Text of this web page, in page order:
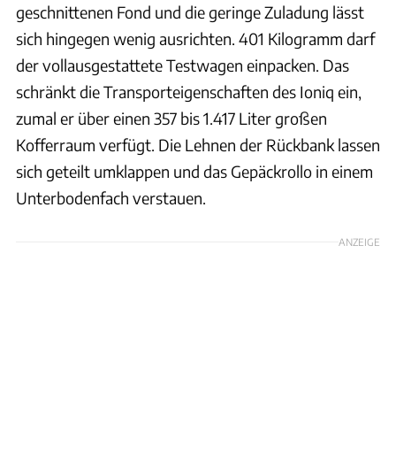
geschnittenen Fond und die geringe Zuladung lässt
sich hingegen wenig ausrichten. 401 Kilogramm darf
der vollausgestattete Testwagen einpacken. Das
schränkt die Transporteigenschaften des Ioniq ein,
zumal er über einen 357 bis 1.417 Liter großen
Kofferraum verfügt. Die Lehnen der Rückbank lassen
sich geteilt umklappen und das Gepäckrollo in einem
Unterbodenfach verstauen.
ANZEIGE